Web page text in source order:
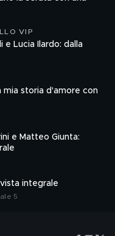
VIP
e Lucia Ilardo: dalla
mia storia d'amore con
e Matteo Giunta:
integrale
5